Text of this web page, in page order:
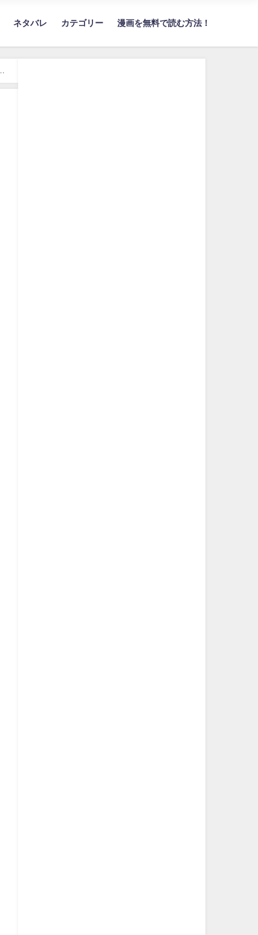
ネタバレ カテゴリー 漫画を無料で読む方法！